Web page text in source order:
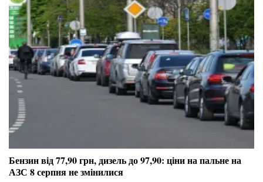
Бензин від 77,90 грн, дизель до 97,90: ціни на пальне на
АЗС 8 серпня не змінилися